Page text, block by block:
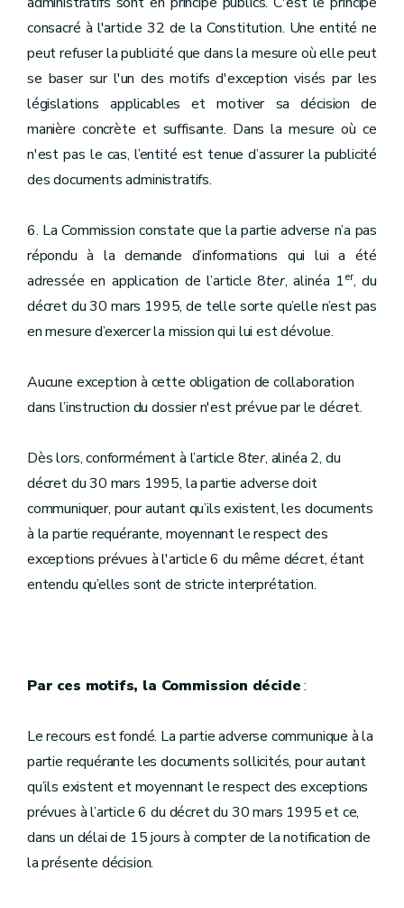
consacré à l'article 32 de la Constitution. Une entité ne
peut refuser la publicité que dans la mesure où elle peut
se baser sur l'un des motifs d'exception visés par les
législations applicables et motiver sa décision de
manière concrète et suffisante. Dans la mesure où ce
n'est pas le cas, l’entité est tenue d’assurer la publicité
des documents administratifs.
6. La Commission constate que la partie adverse n’a pas
répondu à la demande d’informations qui lui a été
adressée en application de l’article 8ter, alinéa 1er, du
décret du 30 mars 1995, de telle sorte qu’elle n’est pas
en mesure d’exercer la mission qui lui est dévolue.
Aucune exception à cette obligation de collaboration
dans l’instruction du dossier n'est prévue par le décret.
Dès lors, conformément à l’article 8ter, alinéa 2, du
décret du 30 mars 1995, la partie adverse doit
communiquer, pour autant qu’ils existent, les documents
à la partie requérante, moyennant le respect des
exceptions prévues à l'article 6 du même décret, étant
entendu qu’elles sont de stricte interprétation.
Par ces motifs, la Commission décide:
Le recours est fondé. La partie adverse communique à la
partie requérante les documents sollicités, pour autant
qu’ils existent et moyennant le respect des exceptions
prévues à l’article 6 du décret du 30 mars 1995 et ce,
dans un délai de 15 jours à compter de la notification de
la présente décision.